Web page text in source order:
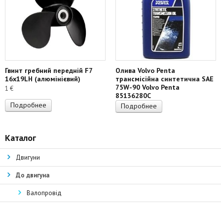
Гвинт гребний передній F7
16х19LH (алюмінієвий)
1 €
Подробнее
Олива Volvo Penta
трансмісійна синтетична SAE
75W-90 Volvo Penta
85136280C
Подробнее
Каталог
Двигуни
До двигуна
Валопровід